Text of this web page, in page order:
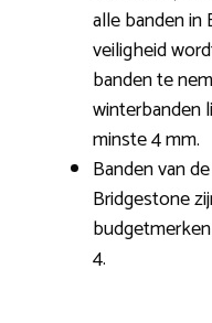
alle banden in
veiligheid
banden te
winterbanden
minste 4 mm.
Banden van
Bridgestone
4.